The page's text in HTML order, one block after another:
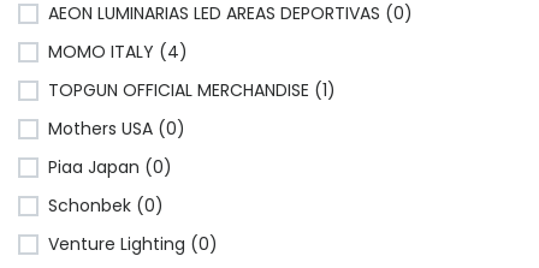
AEON LUMINARIAS LED AREAS DEPORTIVAS (0)
MOMO ITALY (4)
TOPGUN OFFICIAL MERCHANDISE (1)
Mothers USA (0)
Piaa Japan (0)
Schonbek (0)
Venture Lighting (0)